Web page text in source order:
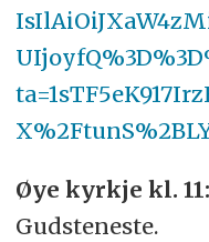
Øye kyrkje kl.
Gudsteneste.